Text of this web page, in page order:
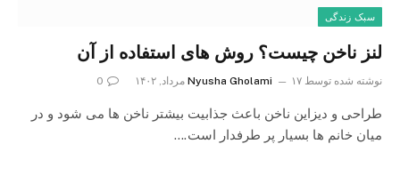
سبک زندگی
لنز ناخن چیست؟ روش های استفاده از آن
نوشته شده توسط Nyusha Gholami ۱۷ مرداد, ۱۴۰۲ 0
طراحی و دیزاین ناخن باعث جذابیت بیشتر ناخن ها می شود و در
میان خانم ها بسیار پر طرفدار است.…